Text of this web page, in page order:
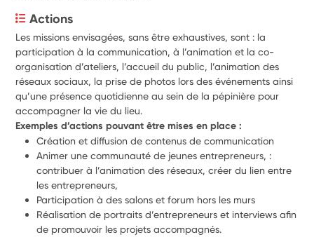
Actions
Les missions envisagées, sans être exhaustives, sont : la
participation à la communication, à l’animation et la co-
organisation d’ateliers, l’accueil du public, l’animation des
réseaux sociaux, la prise de photos lors des événements ainsi
qu’une présence quotidienne au sein de la pépinière pour
accompagner la vie du lieu.
Exemples d’actions pouvant être mises en place :
Création et diffusion de contenus de communication
Animer une communauté de jeunes entrepreneurs, :
contribuer à l’animation des réseaux, créer du lien entre
les entrepreneurs,
Participation à des salons et forum hors les murs
Réalisation de portraits d’entrepreneurs et interviews afin
de promouvoir les projets accompagnés.